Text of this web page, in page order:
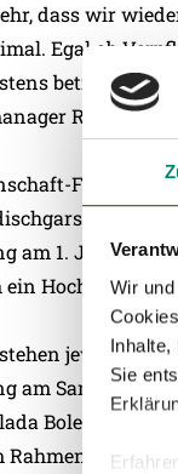
Wir und
Inhalte,
Sie
dass wir
Egal ob
betreut. Das
Rudi Zauner.
am 1. Juli geht
ein
jeweils
Samstag,
Boleslav um
Rahmen dieses